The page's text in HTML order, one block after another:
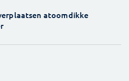
atoomdikke